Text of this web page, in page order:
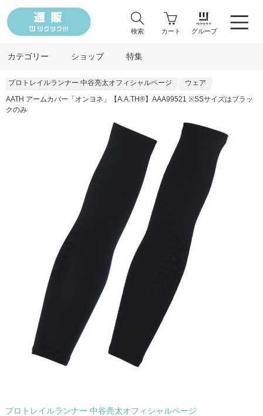
検索 カート グループ
カテゴリー ショップ 特集
プロトレイルランナー 中谷亮太オフィシャルページ
ウェア
AATH アームカバー「オンヨネ」【A.A.TH®︎】AAA99521 ※SSサイズはブラッ
クのみ
プロトレイルランナー 中谷亮太オフィシャルページ